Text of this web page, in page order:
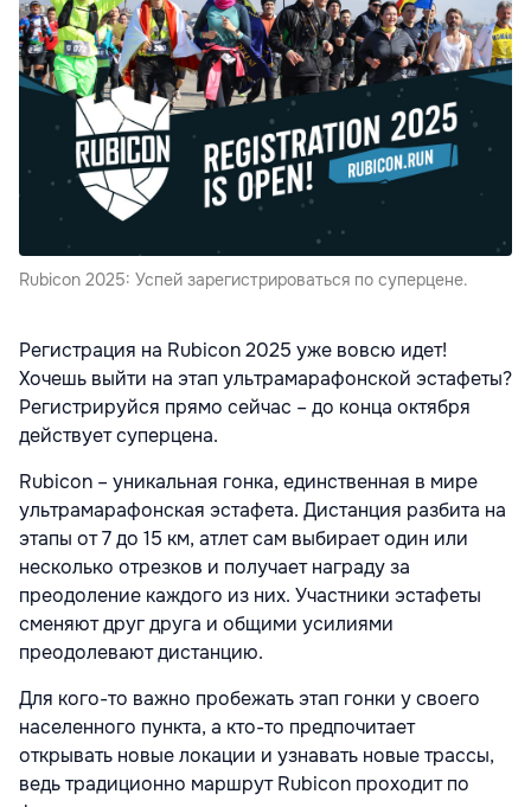
Rubicon 2025: Успей зарегистрироваться по суперцене.
Регистрация на Rubicon 2025 уже вовсю идет!
Хочешь выйти на этап ультрамарафонской эстафеты?
Регистрируйся прямо сейчас – до конца октября
действует суперцена.
Rubicon – уникальная гонка, единственная в мире
ультрамарафонская эстафета. Дистанция разбита на
этапы от 7 до 15 км, атлет сам выбирает один или
несколько отрезков и получает награду за
преодоление каждого из них. Участники эстафеты
сменяют друг друга и общими усилиями
преодолевают дистанцию.
Для кого-то важно пробежать этап гонки у своего
населенного пункта, а кто-то предпочитает
открывать новые локации и узнавать новые трассы,
ведь традиционно маршрут Rubicon проходит по